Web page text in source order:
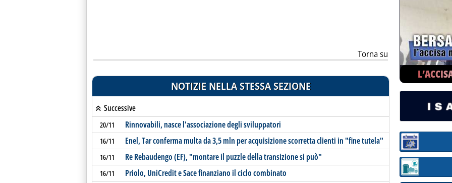
Torna su
NOTIZIE NELLA STESSA SEZIONE
Successive
20/11 Rinnovabili, nasce l'associazione degli sviluppatori
16/11 Enel, Tar conferma multa da 3,5 mln per acquisizione scorretta clienti in "fine tutela"
16/11 Re Rebaudengo (EF), "montare il puzzle della transizione si può"
16/11 Priolo, UniCredit e Sace finanziano il ciclo combinato
Sezione:
Sezione: